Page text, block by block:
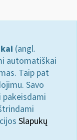
(angl.
automatiškai
Taip pat
Savo
Slapukų